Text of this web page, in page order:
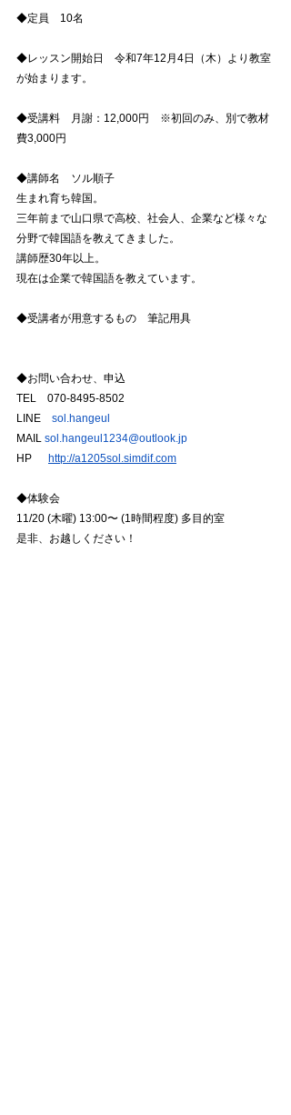
◆定員　10名
◆レッスン開始日　令和7年12月4日（木）より教室
が始まります。
◆受講料　月謝：12,000円　※初回のみ、別で教材
費3,000円
◆講師名　ソル順子
生まれ育ち韓国。
三年前まで山口県で高校、社会人、企業など様々な
分野で韓国語を教えてきました。
講師歴30年以上。
現在は企業で韓国語を教えています。
◆受講者が用意するもの　筆記用具
◆お問い合わせ、申込
TEL　070‐8495‐8502
LINE sol.hangeul
MAIL sol.hangeul1234@outlook.jp
HP http://a1205sol.simdif.com
◆体験会
11/20 (木曜) 13:00〜 (1時間程度) 多目的室
是非、お越しください！